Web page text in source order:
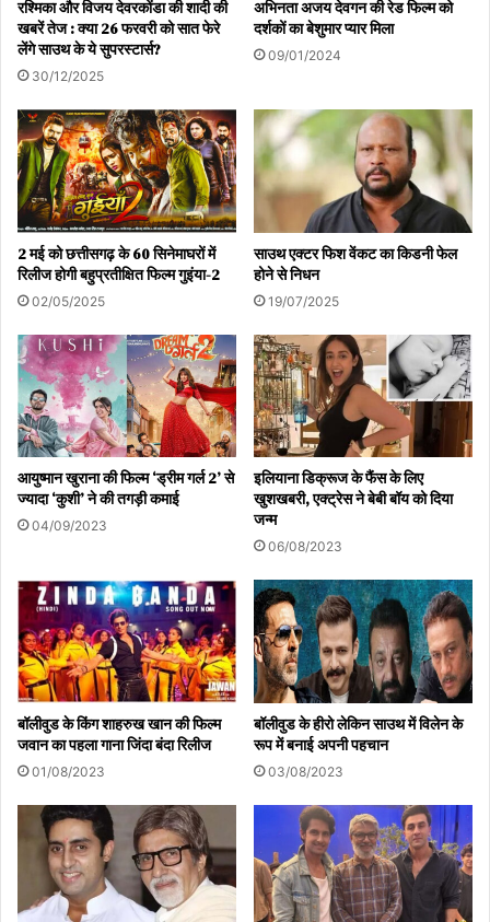
रश्मिका और विजय देवरकोंडा की शादी की
खबरें तेज : क्या 26 फरवरी को सात फेरे
लेंगे साउथ के ये सुपरस्टार्स?
30/12/2025
अभिनता अजय देवगन की रेड फिल्म को
दर्शकों का बेशुमार प्यार मिला
09/01/2024
2 मई को छत्तीसगढ़ के 60 सिनेमाघरों में
रिलीज होगी बहुप्रतीक्षित फिल्म गुइंया-2
02/05/2025
साउथ एक्टर फिश वेंकट का किडनी फेल
होने से निधन
19/07/2025
आयुष्मान खुराना की फिल्म ‘ड्रीम गर्ल 2’ से
ज्यादा ‘कुशी’ ने की तगड़ी कमाई
04/09/2023
इलियाना डिक्रूज के फैंस के लिए
खुशखबरी, एक्ट्रेस ने बेबी बॉय को दिया
जन्म
06/08/2023
बॉलीवुड के किंग शाहरुख खान की फिल्म
जवान का पहला गाना जिंदा बंदा रिलीज
01/08/2023
बॉलीवुड के हीरो लेकिन साउथ में विलेन के
रूप में बनाई अपनी पहचान
03/08/2023